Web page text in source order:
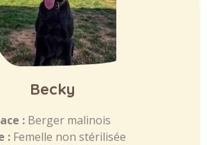
Becky
: Berger malinois
: Femelle non stérilisée